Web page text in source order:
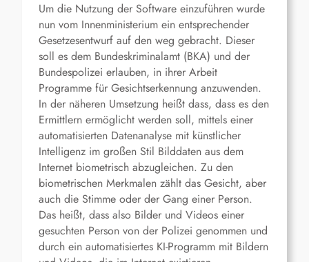
Um die Nutzung der Software einzuführen wurde
nun vom Innenministerium ein entsprechender
Gesetzesentwurf auf den weg gebracht. Dieser
soll es dem Bundeskriminalamt (BKA) und der
Bundespolizei erlauben, in ihrer Arbeit
Programme für Gesichtserkennung anzuwenden.
In der näheren Umsetzung heißt dass, dass es den
Ermittlern ermöglicht werden soll, mittels einer
automatisierten Datenanalyse mit künstlicher
Intelligenz im großen Stil Bilddaten aus dem
Internet biometrisch abzugleichen. Zu den
biometrischen Merkmalen zählt das Gesicht, aber
auch die Stimme oder der Gang einer Person.
Das heißt, dass also Bilder und Videos einer
gesuchten Person von der Polizei genommen und
durch ein automatisiertes KI-Programm mit Bildern